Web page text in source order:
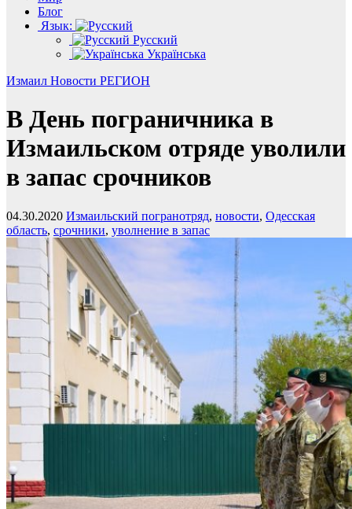
Блог
Язык:
Русский
Українська
Измаил Новости РЕГИОН
В День пограничника в
Измаильском отряде уволили
в запас срочников
04.30.2020 Измаильский погранотряд, новости, Одесская
область, срочники, уволнение в запас